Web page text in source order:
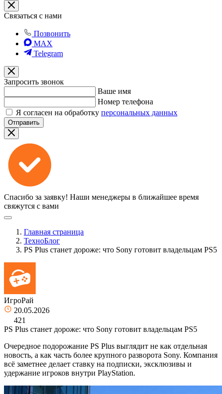
Связаться с нами
Позвонить
MAX
Telegram
Запросить звонок
Ваше имя
Номер телефона
Я согласен на обработку персональных данных
Отправить
Спасибо за заявку! Наши менеджеры в ближайшее время
свяжутся с вами
Главная страница
ТехноБлог
PS Plus станет дороже: что Sony готовит владельцам PS5
ИгроРай
20.05.2026
421
PS Plus станет дороже: что Sony готовит владельцам PS5
Очередное подорожание PS Plus выглядит не как отдельная
новость, а как часть более крупного разворота Sony. Компания
всё заметнее делает ставку на подписки, эксклюзивы и
удержание игроков внутри PlayStation.